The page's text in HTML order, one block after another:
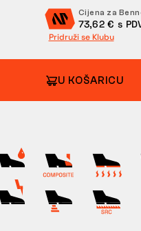
Cijena za
73,62 € s
Pridruži se Klubu
U KOŠARICU